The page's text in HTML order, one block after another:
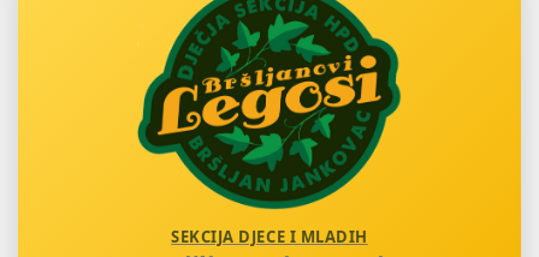
SEKCIJA DJECE I MLADIH